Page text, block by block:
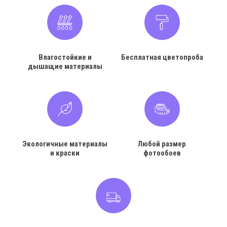
Влагостойкие и
дышащие материалы
Бесплатная цветопроба
Экологичные материалы
и краски
Любой размер
фотообоев